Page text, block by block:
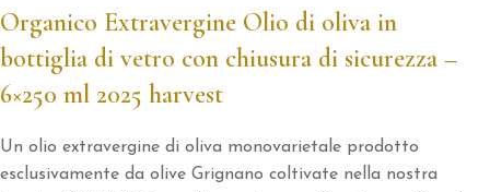
Organico Extravergine Olio di oliva in
bottiglia di vetro con chiusura di sicurezza –
6×250 ml 2025 harvest
Un olio extravergine di oliva monovarietale prodotto
esclusivamente da olive Grignano coltivate nella nostra